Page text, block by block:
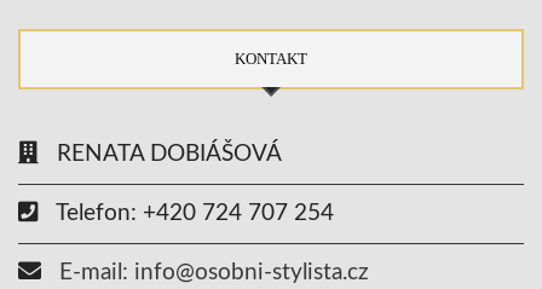
KONTAKT
RENATA DOBIÁŠOVÁ
Telefon: +420 724 707 254
E-mail: info@osobni-stylista.cz